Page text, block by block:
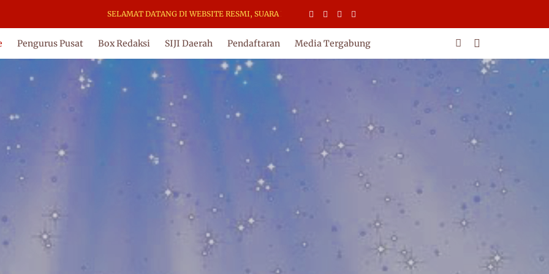
SELAMAT DATANG DI WEBSITE RESMI, SUARA INDEPENDEN JURNALIS INDONESIA
Pengurus Pusat Box Redaksi SIJI Daerah Pendaftaran Media Tergabung